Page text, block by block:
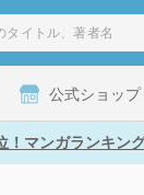
公式ショップ
！マンガランキン